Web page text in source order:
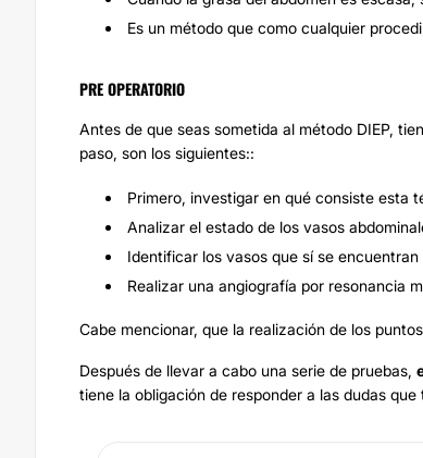
Es un método que como cualquier
PRE OPERATORIO
Antes de que seas sometida al método DIEP,
paso, son los siguientes::
Primero, investigar en qué consiste esta
Analizar el estado de los vasos
Identificar los vasos que sí se
Realizar una angiografía por resonancia
Cabe mencionar, que la realización de los
Después de llevar a cabo una serie de pruebas,
tiene la obligación de responder a las dudas